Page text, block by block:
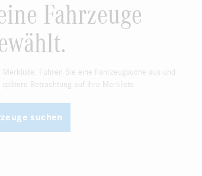
Fahrzeuge
Führen Sie eine Fahrzeugsuche aus und
Betrachtung auf Ihre Merkliste.
suchen